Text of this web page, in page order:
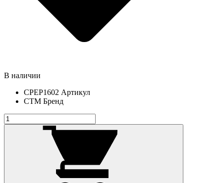
В наличии
CPEP1602 Артикул
СТМ Бренд